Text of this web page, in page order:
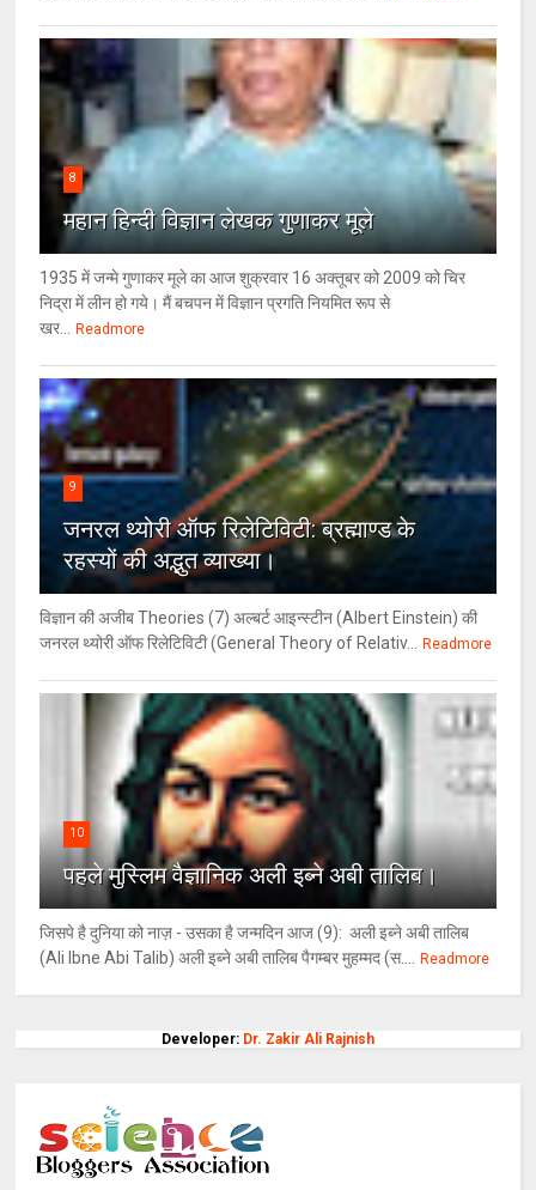
8
महान हिन्दी विज्ञान लेखक गुणाकर मूले
1935 में जन्मे गुणाकर मूले का आज शुक्रवार 16 अक्तूबर को 2009 को चिर
निद्रा में लीन हो गये। मैं बचपन में विज्ञान प्रगति नियमित रूप से
खर...
Readmore
9
जनरल थ्‍योरी ऑफ रिलेटिविटी: ब्रह्माण्‍ड के
रहस्‍यों की अद्भुत व्‍याख्‍या।
विज्ञान की अजीब Theories (7) अल्‍बर्ट आइन्स्टीन (Albert Einstein) की
जनरल थ्योरी ऑफ रिलेटिविटी (General Theory of Relativ...
Readmore
10
पहले मुस्लिम वैज्ञानिक अली इब्ने अबी तालिब।
जिसपे है दुनिया को नाज़ - उसका है जन्मदिन आज (9): अली इब्ने अबी तालिब
(Ali Ibne Abi Talib) अली इब्ने अबी तालिब पैगम्बर मुहम्मद (स....
Readmore
Developer: Dr. Zakir Ali Rajnish